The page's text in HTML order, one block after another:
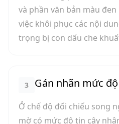
và phần văn bản màu
việc khôi phục các nội
trọng bị con dấu che
3 Gán nhãn mức
Ở chế độ đối chiếu song
mờ có mức độ tin cậy